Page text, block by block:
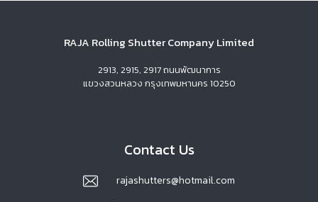
RAJA Rolling Shutter Company Limited
2913, 2915, 2917 ถนนพัฒนาการ
แขวงสวนหลวง กรุงเทพมหานคร 10250
Contact Us
rajashutters@hotmail.com